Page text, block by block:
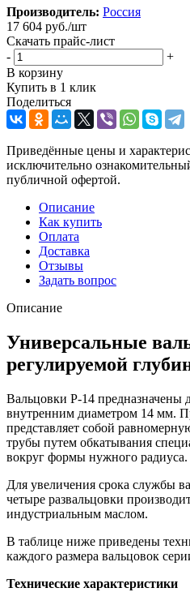
Производитель: Россия
17 604 руб./шт
Скачать прайс-лист
-
+
В корзину
Купить в 1 клик
Поделиться
Приведённые цены и
исключительно
публичной офертой.
Описание
Как купить
Оплата
Доставка
Отзывы
Задать вопрос
Описание
Универсальные
регулируемой
Вальцовки Р-14 предназначены
внутренним диаметром 14 мм.
представляет собой
трубы путем обкатывания
вокруг формы нужного радиуса.
Для увеличения срока службы
четыре развальцовки
индустриальным маслом.
В таблице ниже приведены
каждого размера вальцовок
Технические характеристики